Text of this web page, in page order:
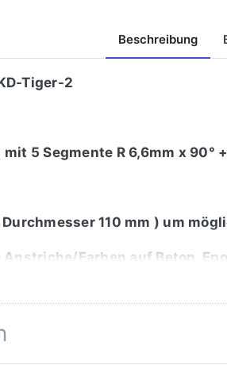
Beschreibung
Tiger-2
5 Segmente R 6,6mm x 90°
110 mm ) um
Farben auf Beton,